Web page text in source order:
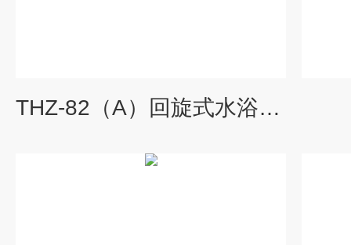
THZ-82（A）回旋式水浴恒温振荡器